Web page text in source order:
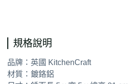
規格說明
品牌：英國 KitchenCraft
材質：鍍鉻鋁